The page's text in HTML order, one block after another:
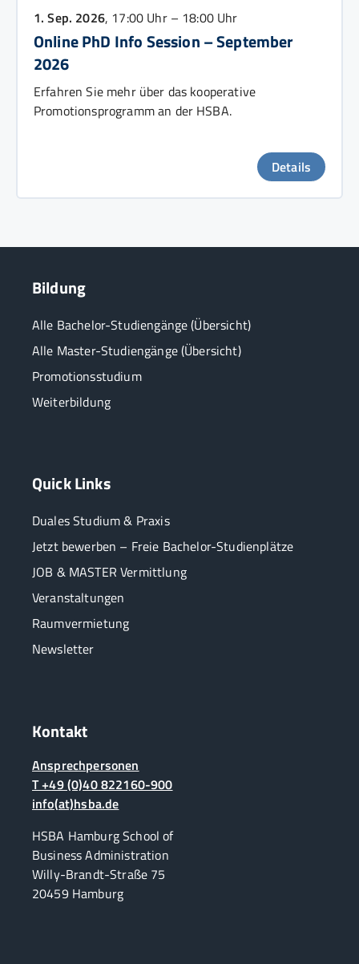
1. Sep. 2026, 17:00 Uhr – 18:00 Uhr
Online PhD Info Session – September
2026
Erfahren Sie mehr über das kooperative
Promotionsprogramm an der HSBA.
Details
Bildung
Alle Bachelor-Studiengänge (Übersicht)
Alle Master-Studiengänge (Übersicht)
Promotionsstudium
Weiterbildung
Quick Links
Duales Studium & Praxis
Jetzt bewerben – Freie Bachelor-Studienplätze
JOB & MASTER Vermittlung
Veranstaltungen
Raumvermietung
Newsletter
Kontakt
Ansprechpersonen
T +49 (0)40 822160-900
info(at)hsba.de
HSBA Hamburg School of
Business Administration
Willy-Brandt-Straße 75
20459 Hamburg